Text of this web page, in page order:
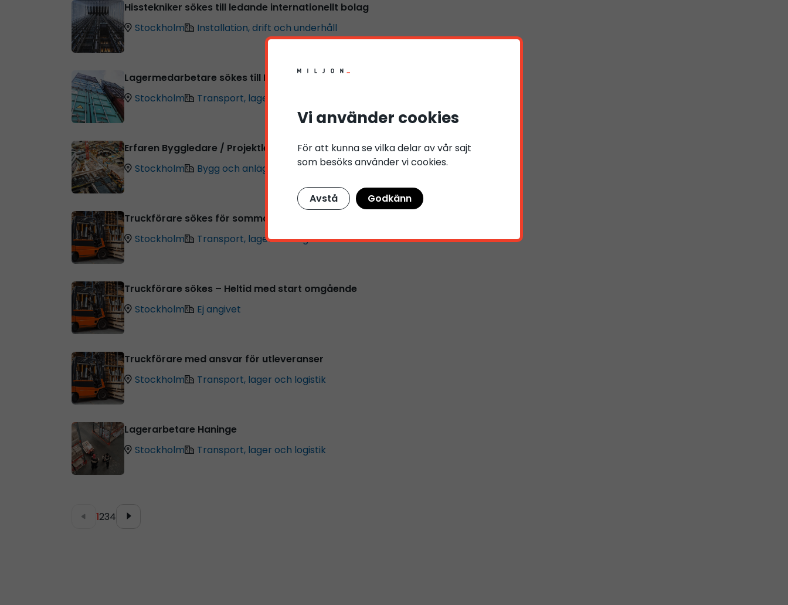
Hisstekniker sökes till ledande internationellt bolag
Stockholm
Installation, drift och underhåll
Lagermedarbetare sökes till Märsta – Deltid
Stockholm
Transport, lager och logistik
Erfaren Byggledare / Projektledare inom anläggning
Stockholm
Bygg och anläggning
Truckförare sökes för sommarjobb - Sollentuna
Stockholm
Transport, lager och logistik
Truckförare sökes – Heltid med start omgående
Stockholm
Ej angivet
Truckförare med ansvar för utleveranser
Stockholm
Transport, lager och logistik
Lagerarbetare Haninge
Stockholm
Transport, lager och logistik
1234
Vi använder cookies
För att kunna se vilka delar av vår sajt
som besöks använder vi cookies.
Avstå Godkänn